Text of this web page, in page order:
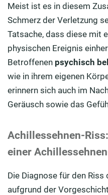
Meist ist es in diesem
Schmerz der Verletzung
Tatsache, dass diese mit
physischen Ereignis
Betroffenen psychisch
wie in ihrem eigenen
erinnern sich auch im
Geräusch sowie das
Achillessehnen-
einer
Die Diagnose für den
aufgrund der